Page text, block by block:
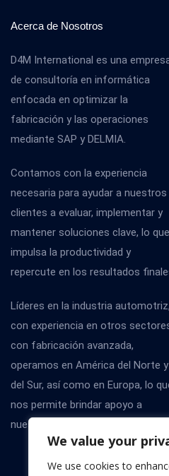
We value your
We use cookies to
Acerca de Nosotros
D4M International es una
de consultoría en informática
enfocada en optimizar la
fabricación y las operaciones
mediante SAP y DELMIA.
Contamos con la experiencia
necesaria para ayudar a nuestros
clientes a evaluar, implementar y
mantener soluciones clave, lo que
impulsa la productividad y
repercute en los resultados
Líderes en la industria automotriz,
con experiencia en otros
con fabricación avanzada,
operamos en América del Norte y
del Sur, así como en Europa, lo
nos permite brindar apoyo a
nuestros clientes a nivel global.